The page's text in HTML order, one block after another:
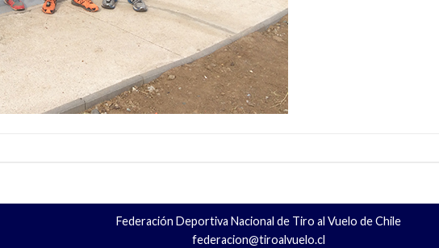
Federación Deportiva Nacional de Tiro al Vuelo de Chile
federacion@tiroalvuelo.cl